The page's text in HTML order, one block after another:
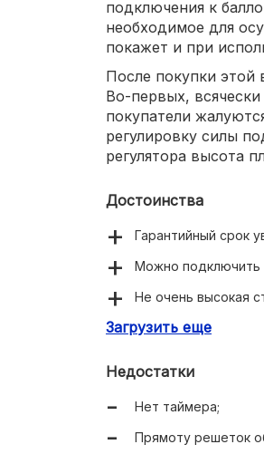
подключения к
необходимое для
покажет и при
После покупки этой
Во-первых,
покупатели
регулировку силы
регулятора высота
Достоинства
Гарантийный срок
Можно подключить
Не очень высокая
Поверхность
Загрузить еще
Недостатки
Нет таймера;
Прямоту решеток